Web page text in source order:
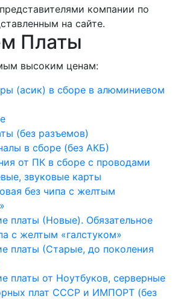
компании по
на сайте.
Платы
высоким ценам:
(асик) в сборе в алюминиевом
(без разъемов)
в сборе (без АКБ)
от ПК в сборе с проводами
звуковые карты
без чипа с желтым
платы (Новые). Обязательное
с желтым «галстуком»
платы (Старые, до поколения
платы от Ноутбуков, серверные
плат СССР и ИМПОРТ (без